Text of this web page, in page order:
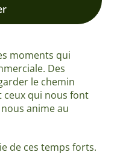
moments qui
Des
le chemin
ceux qui nous font
anime au
de ces temps forts.